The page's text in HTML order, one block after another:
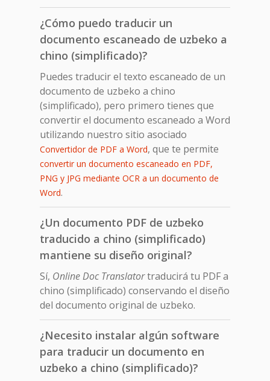
¿Cómo puedo traducir un
documento escaneado de uzbeko a
chino (simplificado)?
Puedes traducir el texto escaneado de un
documento de uzbeko a chino
(simplificado), pero primero tienes que
convertir el documento escaneado a Word
utilizando nuestro sitio asociado
Convertidor de PDF a Word, que te permite
convertir un documento escaneado en PDF,
PNG y JPG mediante OCR a un documento de
Word.
¿Un documento PDF de uzbeko
traducido a chino (simplificado)
mantiene su diseño original?
Sí, Online Doc Translatortraducirá tu PDF a
chino (simplificado) conservando el diseño
del documento original de uzbeko.
¿Necesito instalar algún software
para traducir un documento en
uzbeko a chino (simplificado)?